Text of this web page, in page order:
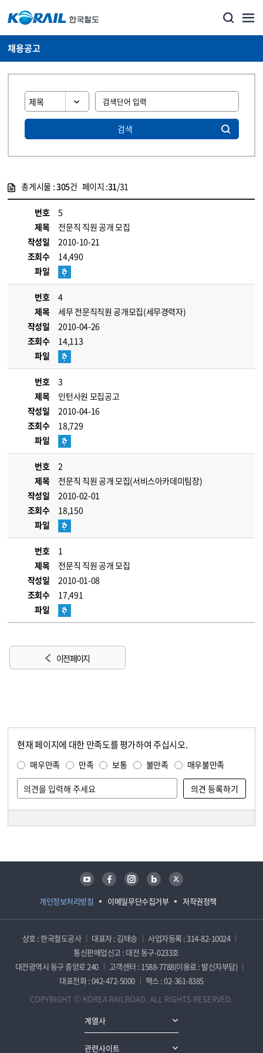
채용공고
검색
총게시물 :305건 페이지 :31/31
번호
5
제목
전문직 직원 공개 모집
작성일
2010-10-21
조회수
14,490
파일
번호
4
제목
세무 전문직직원 공개모집(세무경력자)
작성일
2010-04-26
조회수
14,113
파일
번호
3
제목
인턴사원 모집공고
작성일
2010-04-16
조회수
18,729
파일
번호
2
제목
전문직 직원 공개 모집(서비스아카데미팀장)
작성일
2010-02-01
조회수
18,150
파일
번호
1
제목
전문직 직원 공개 모집
작성일
2010-01-08
조회수
17,491
파일
이전 페이지
현재 페이지에 대한 만족도를 평가하여 주십시오.
매우만족 만족 보통 불만족 매우불만족
개인정보처리방침 이메일무단수집거부 저작권정책
유튜브 페이스북 인스타그램 블로그 트위터
상호 : 한국철도공사 대표자 : 김태승
사업자등록 : 314-82-10024
통신판매업신고 : 대전 동구-0233호
대전광역시 동구 중앙로 240
고객센터 : 1588-7788(이용료 : 발신자부담)
대표전화 : 042-472-5000
팩스 : 02-361-8385
COPYRIGHT ⓒ KOREA RAILROAD. ALL RIGHTS RESERVED.
계열사
관련사이트